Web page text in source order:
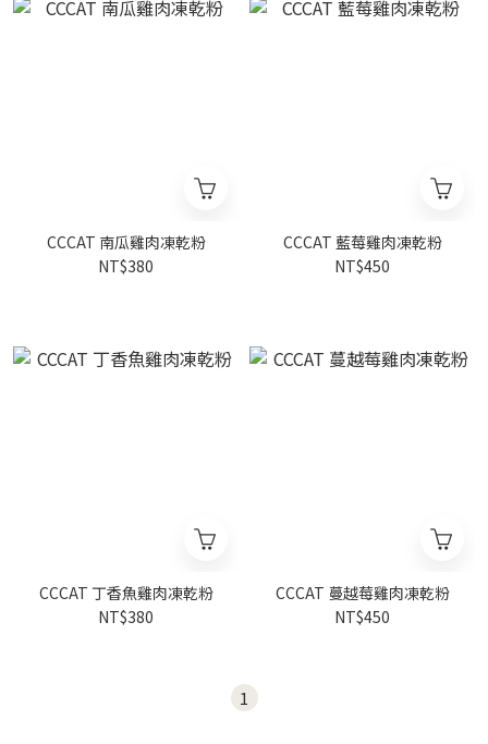
CCCAT 南瓜雞肉凍乾粉
NT$380
CCCAT 藍莓雞肉凍乾粉
NT$450
CCCAT 丁香魚雞肉凍乾粉
NT$380
CCCAT 蔓越莓雞肉凍乾粉
NT$450
1